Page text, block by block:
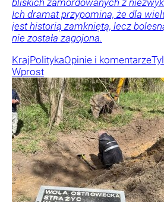
Ich dramat przypomina, że dla
jest historią zamkniętą, lecz
nie została zagojona.
KrajPolitykaOpinie i komentarze
Wprost